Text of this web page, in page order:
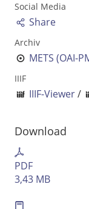
Suchbegriff
Ausgabe-Optionen
Social Media
Share
Archiv
METS (OAI-
IIIF
IIIF-Viewer/
Download
PDF
3,43 MB